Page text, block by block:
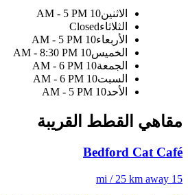
الاثنين10 AM - 5 PM
الثلاثاءClosed
الأربعاء10 AM - 5 PM
الخميس10 AM - 8:30 PM
الجمعة10 AM - 6 PM
السبت10 AM - 6 PM
الأحد10 AM - 5 PM
مقاهي القطط القريبة
Bedford Cat Café
15 mi / 25 km away